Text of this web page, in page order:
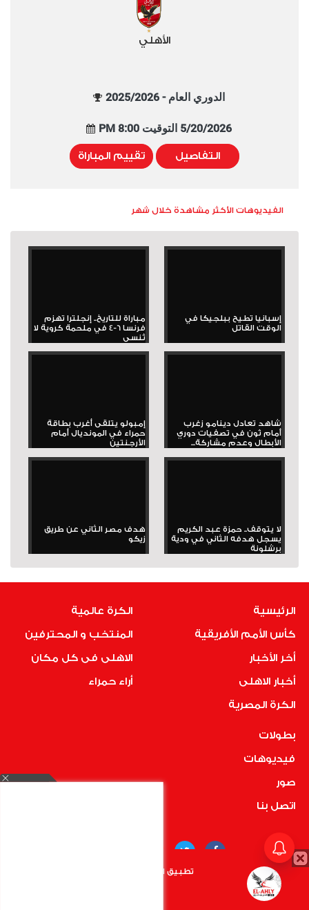
الأهلي
الدوري العام - 2025/2026
5/20/2026 التوقيت 8:00 PM
التفاصيل تقييم المباراة
الفيديوهات الأكثر مشاهدة خلال شهر
إسبانيا تطيح ببلجيكا في
الوقت القاتل
مباراة للتاريخ.. إنجلترا تهزم
فرنسا 6-4 في ملحمة كروية لا
تُنسى
شاهد تعادل دينامو زغرب
أمام ثون في تصفيات دوري
الأبطال وعدم مشاركة...
إمبولو يتلقى أغرب بطاقة
حمراء في المونديال أمام
الأرجنتين
لا يتوقف.. حمزة عبد الكريم
يسجل هدفه الثاني في ودية
برشلونة
هدف مصر الثاني عن طريق
زيكو
الرئيسية
كأس الأمم الأفريقية
أخر الأخبار
أخبار الاهلى
الكرة المصرية
الكرة عالمية
المنتخب و المحترفين
الاهلى فى كل مكان
أراء حمراء
بطولات
فيديوهات
صور
اتصل بنا
COPYRIGHT © 2019 RedMedia | ALL RIGHTS RESERVED
تطبيق الأهلي.كوم متاح الأن